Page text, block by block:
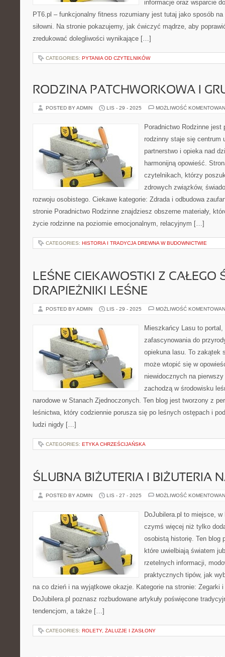
informacje oraz wsparcie
PT6.pl – funkcjonalny fitness rozumiany jest tutaj jako sposób
siłowni. Na stronie pokazujemy, jak ćwiczyć mądrze, aby
zredukować dolegliwości wynikające […]
CATEGORIES: PYTANIA OD CZYTELNIKÓW
RODZINA PATCHWORKOWA I
POSTED BY ADMIN LIS - 29 - 2025 MOŻLIWOŚĆ
Poradnictwo Rodzinne jest
rodzinny staje się centrum
partnerstwo i opieka nad
harmonijną opowieść.
czytelnikach, którzy
zdrowych związków,
rozwoju osobistego. Ciekawe kategorie: Zdrada i odbudowa
stronie Poradnictwo Rodzinne znajdziesz obszerne materiały,
życie rodzinne na poziomie emocjonalnym, relacyjnym […]
CATEGORIES: HISTORIA I TRADYCJA DREWNA W BUDOWNICTWIE
LEŚNE CIEKAWOSTKI Z CAŁEGO
DRAPIEŻNIKI LEŚNE
POSTED BY ADMIN LIS - 29 - 2025 MOŻLIWOŚĆ
Mieszkańcy Lasu to portal,
zafascynowania do
opiekuna lasu. To zakątek
może wtopić się w
niewidocznych na
zachodzą w środowisku
narodowe w Stanach Zjednoczonych. Ten blog jest tworzony z
leśnictwa, który codziennie porusza się po leśnych ostępach i
ludzi nigdy […]
CATEGORIES: ETYKA CHRZEŚCIJAŃSKA
ŚLUBNA BIŻUTERIA I BIŻUTERIA
POSTED BY ADMIN LIS - 27 - 2025 MOŻLIWOŚĆ
DoJubilera.pl to miejsce,
czymś więcej niż tylko
osobistą historię. Ten blog
które uwielbiają światem
rzetelnych informacji,
praktycznych tipów, jak
na co dzień i na wyjątkowe okazje. Kategorie na stronie: Zegarki
DoJubilera.pl poznasz rozbudowane artykuły poświęcone
tendencjom, a także […]
CATEGORIES: ROLETY, ŻALUZJE I ZASŁONY